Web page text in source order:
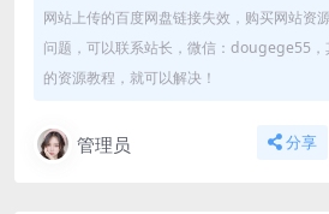
网站上传的百度网盘链接失效，购买网站资
问题，可以联系站长，微信：dougege55
的资源教程，就可以解决！
管理员 分享